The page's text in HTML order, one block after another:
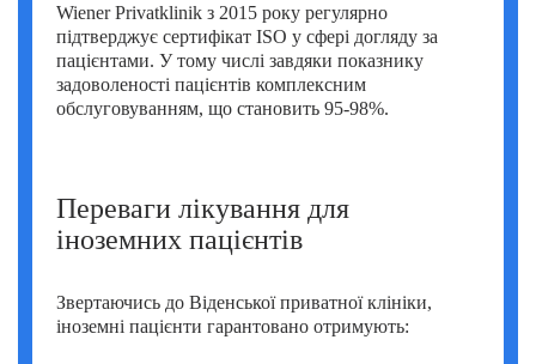
Wiener Privatklinik з 2015 року регулярно
підтверджує сертифікат ISO у сфері догляду за
пацієнтами. У тому числі завдяки показнику
задоволеності пацієнтів комплексним
обслуговуванням, що становить 95-98%.
Переваги лікування для
іноземних пацієнтів
Звертаючись до Віденської приватної клініки,
іноземні пацієнти гарантовано отримують: